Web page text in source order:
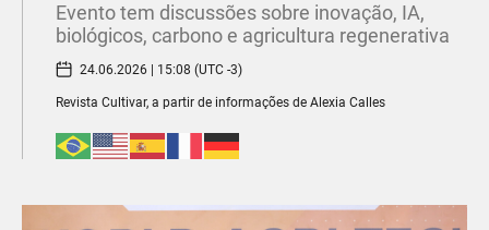
Evento tem discussões sobre inovação, IA,
biológicos, carbono e agricultura regenerativa
24.06.2026 | 15:08 (UTC -3)
Revista Cultivar, a partir de informações de Alexia Calles